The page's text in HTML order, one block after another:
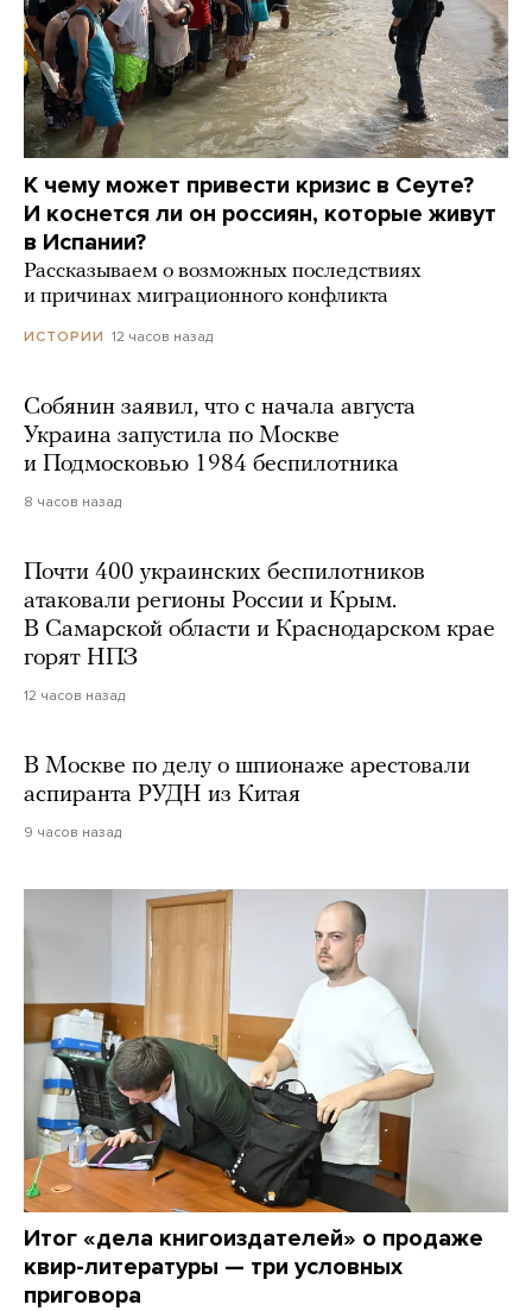
К чему может привести кризис в Сеуте?
И коснется ли он россиян, которые живут
в Испании?
Рассказываем о возможных последствиях
и причинах миграционного конфликта
ИСТОРИИ 12 часов назад
Собянин заявил, что с начала августа
Украина запустила по Москве
и Подмосковью 1984 беспилотника
8 часов назад
Почти 400 украинских беспилотников
атаковали регионы России и Крым.
В Самарской области и Краснодарском крае
горят НПЗ
12 часов назад
В Москве по делу о шпионаже арестовали
аспиранта РУДН из Китая
9 часов назад
Итог «дела книгоиздателей» о продаже
квир-литературы — три условных
приговора